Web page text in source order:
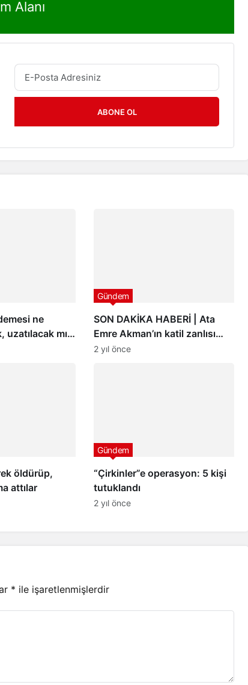
Alanı
ABONE OL
ne
uzatılacak mı?
Programı
SON DAKİKA HABERİ | Ata
Emre Akman’ın katil zanlısı
hakkında istenen ceza belli
Gündem
2 yıl önce
öldürüp,
attılar
“Çirkinler”e operasyon: 5 kişi
tutuklandı
Gündem
2 yıl önce
* ile işaretlenmişlerdir